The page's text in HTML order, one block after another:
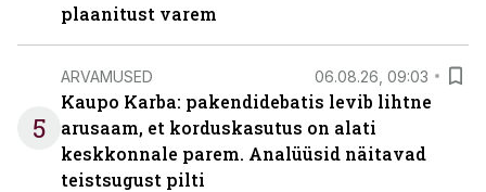
plaanitust varem
5
ARVAMUSED 06.08.26, 09:03
Kaupo Karba: pakendidebatis levib lihtne
arusaam, et korduskasutus on alati
keskkonnale parem. Analüüsid näitavad
teistsugust pilti